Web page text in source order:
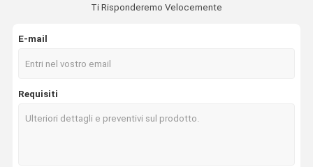
Muro divisorio mobile
Pareti divisorie operabili
divisorio d'attaccatura
Telefono insonorizzato
Ti Risponderemo Velocemente
E-mail
Requisiti